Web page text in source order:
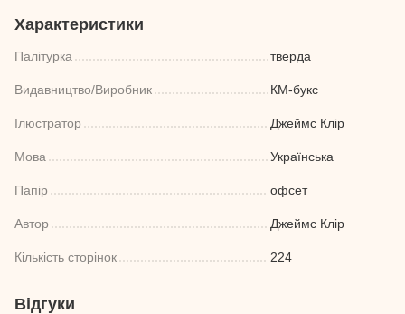
Характеристики
Палітурка тверда
Видавництво/Виробник КМ-букс
Ілюстратор Джеймс Клір
Мова Українська
Папір офсет
Автор Джеймс Клір
Кількість сторінок 224
Відгуки